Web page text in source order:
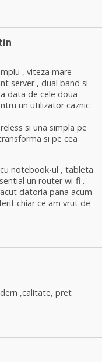
, viteza mare
server , dual band si
data de cele doua
un utilizator caznic
si una simpla pe
si pe cea
notebook-ul , tableta
un router wi-fi .
datoria pana acum
chiar ce am vrut de
,calitate, pret